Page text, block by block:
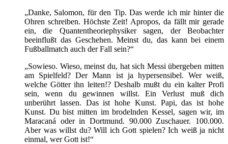
„Danke, Salomon, für den Tip. Das werde ich mir hinter die
Ohren schreiben. Höchste Zeit! Apropos, da fällt mir gerade
ein, die Quantentheoriephysiker sagen, der Beobachter
beeinflußt das Geschehen. Meinst du, das kann bei einem
Fußballmatch auch der Fall sein?“
„Sowieso. Wieso, meinst du, hat sich Messi übergeben mitten
am Spielfeld? Der Mann ist ja hypersensibel. Wer weiß,
welche Götter ihn leiten!? Deshalb mußt du ein kalter Profi
sein, wenn du gewinnen willst. Ein Verlust muß dich
unberührt lassen. Das ist hohe Kunst. Papi, das ist hohe
Kunst. Du bist mitten im brodelnden Kessel, sagen wir, im
Maracaná oder in Dortmund. 90.000 Zuschauer. 100.000.
Aber was willst du? Will ich Gott spielen? Ich weiß ja nicht
einmal, wer Gott ist!“